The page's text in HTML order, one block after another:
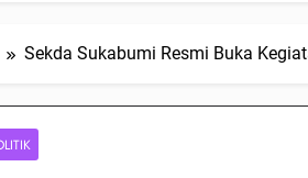
Sekda Sukabumi Resmi Buka